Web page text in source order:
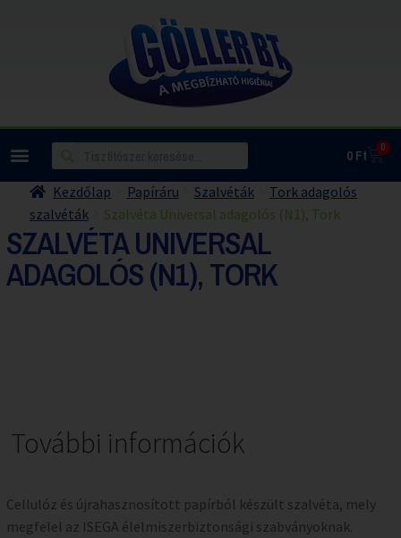
0Ft 0
Kezdőlap Papíráru Szalvéták
Tork adagolós
szalvéták
Szalvéta Universal adagolós (N1), Tork
SZALVÉTA UNIVERSAL
ADAGOLÓS (N1), TORK
További információk
Cellulóz és újrahasznosított papírból készült szalvéta, mely
megfelel az ISEGA élelmiszerbiztonsági szabványoknak.